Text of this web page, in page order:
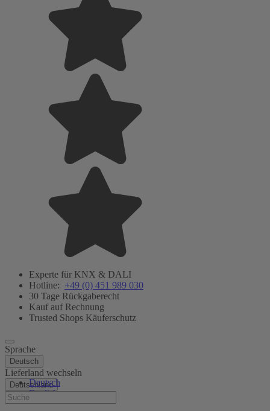
Experte für KNX & DALI
Hotline: +49 (0) 451 989 030
30 Tage Rückgaberecht
Kauf auf Rechnung
Trusted Shops Käuferschutz
Sprache
Deutsch
Deutsch
English
Lieferland wechseln
Deutschland
Hilfe